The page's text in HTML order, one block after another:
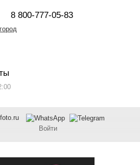
800-777-05-83
Войти